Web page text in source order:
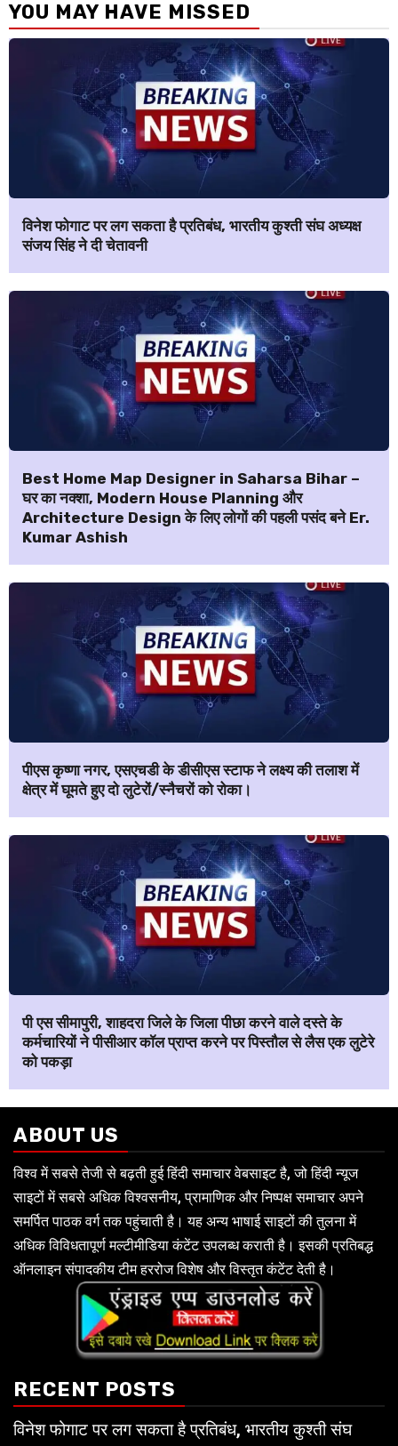
YOU MAY HAVE MISSED
विनेश फोगाट पर लग सकता है प्रतिबंध, भारतीय कुश्ती संघ अध्यक्ष
संजय सिंह ने दी चेतावनी
Best Home Map Designer in Saharsa Bihar –
घर का नक्शा, Modern House Planning और
Architecture Design के लिए लोगों की पहली पसंद बने Er.
Kumar Ashish
पीएस कृष्णा नगर, एसएचडी के डीसीएस स्टाफ ने लक्ष्य की तलाश में
क्षेत्र में घूमते हुए दो लुटेरों/स्नैचरों को रोका।
पी एस सीमापुरी, शाहदरा जिले के जिला पीछा करने वाले दस्ते के
कर्मचारियों ने पीसीआर कॉल प्राप्त करने पर पिस्तौल से लैस एक लुटेरे
को पकड़ा
ABOUT US
विश्व में सबसे तेजी से बढ़ती हुई हिंदी समाचार वेबसाइट है, जो हिंदी न्यूज
साइटों में सबसे अधिक विश्वसनीय, प्रामाणिक और निष्पक्ष समाचार अपने
समर्पित पाठक वर्ग तक पहुंचाती है। यह अन्य भाषाई साइटों की तुलना में
अधिक विविधतापूर्ण मल्टीमीडिया कंटेंट उपलब्ध कराती है। इसकी प्रतिबद्ध
ऑनलाइन संपादकीय टीम हररोज विशेष और विस्तृत कंटेंट देती है।
RECENT POSTS
विनेश फोगाट पर लग सकता है प्रतिबंध, भारतीय कुश्ती संघ